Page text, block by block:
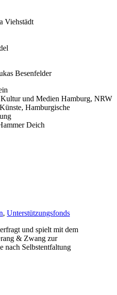
Viehstädt
Besenfelder
und Medien Hamburg, NRW
Hamburgische
Deich
, Unterstützungsfonds
und spielt mit dem
& Zwang zur
nach Selbstentfaltung